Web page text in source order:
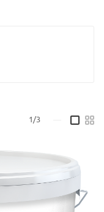
как для
т.к.
1/3